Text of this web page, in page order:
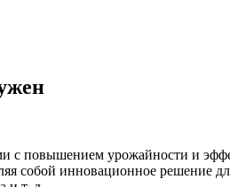
с повышением урожайности и
собой инновационное решение